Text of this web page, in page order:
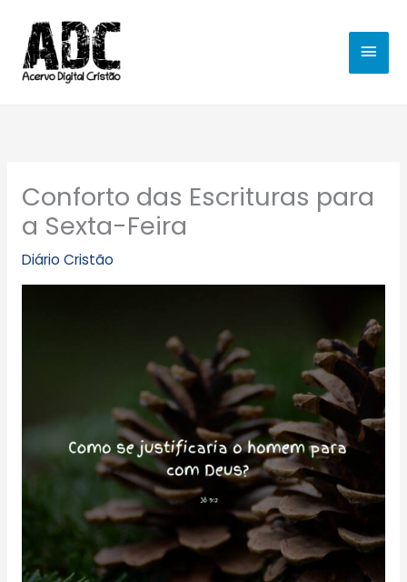
para
conteúdo
Conforto das Escrituras para
a Sexta-Feira
Diário Cristão